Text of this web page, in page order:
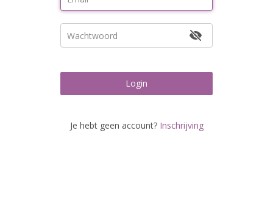
Login
Je hebt geen account? Inschrijving